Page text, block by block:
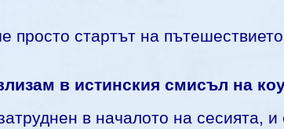
просто стартът на
в истинския смисъл на
в началото на сесията,